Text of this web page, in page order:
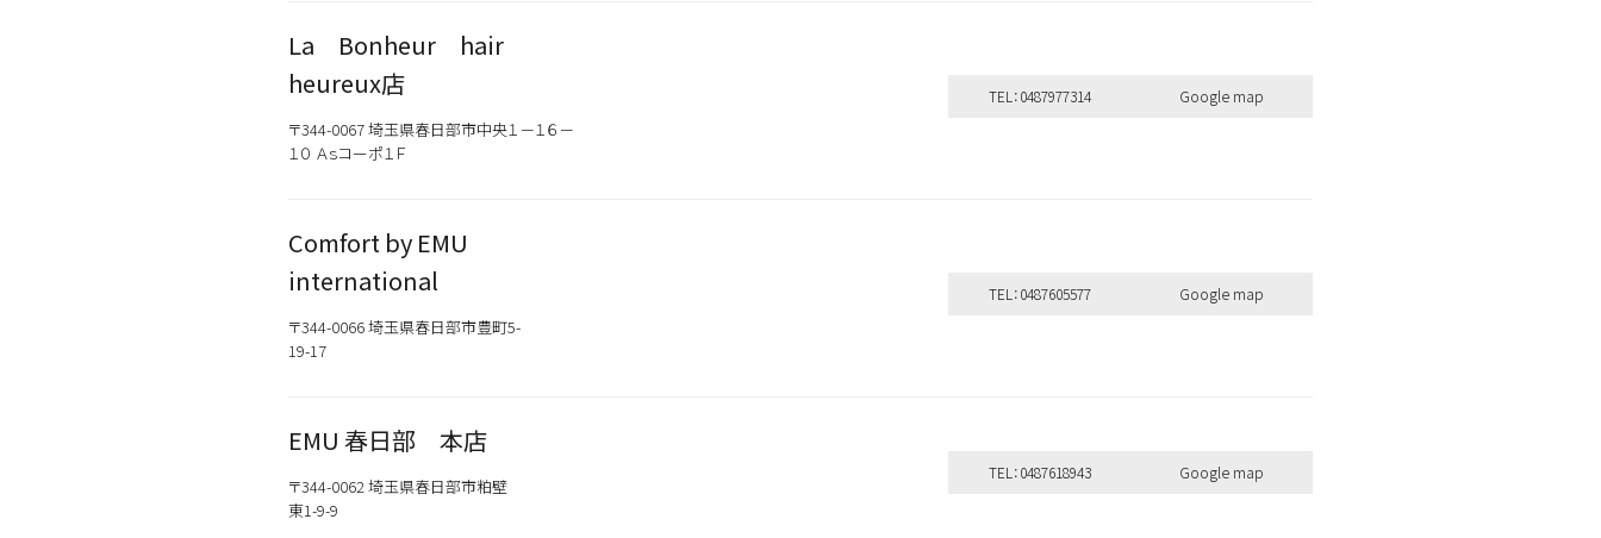
La Bonheur hair
heureux店
〒344-0067 埼玉県春日部市中央１－１６－
１０ Ａｓコーポ１Ｆ
TEL：0487977314 Google map
Comfort by EMU
international
〒344-0066 埼玉県春日部市豊町5-
19-17
TEL：0487605577 Google map
EMU 春日部 本店
〒344-0062 埼玉県春日部市粕壁
東1-9-9
TEL：0487618943 Google map